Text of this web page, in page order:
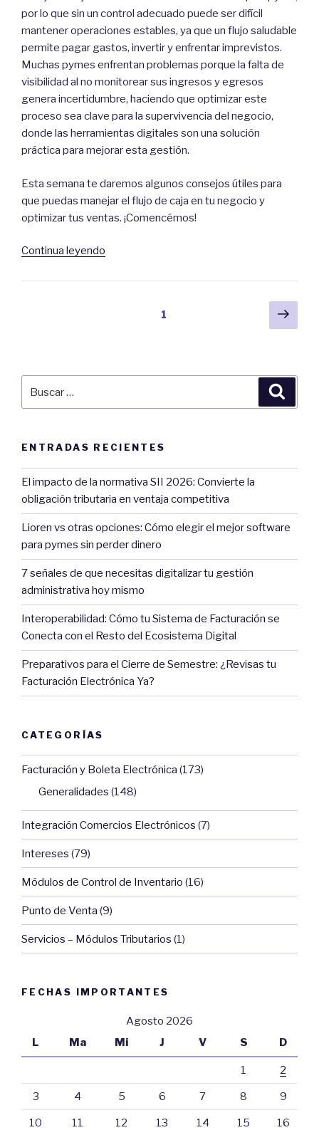
por lo que sin un control adecuado puede ser difícil
mantener operaciones estables, ya que un flujo saludable
permite pagar gastos, invertir y enfrentar imprevistos.
Muchas pymes enfrentan problemas porque la falta de
visibilidad al no monitorear sus ingresos y egresos
genera incertidumbre, haciendo que optimizar este
proceso sea clave para la supervivencia del negocio,
donde las herramientas digitales son una solución
práctica para mejorar esta gestión.
Esta semana te daremos algunos consejos útiles para
que puedas manejar el flujo de caja en tu negocio y
optimizar tus ventas. ¡Comencémos!
Continua leyendo
optimizar
de
gestión”
1
ENTRADAS RECIENTES
El impacto de la normativa SII 2026: Convierte la
obligación tributaria en ventaja competitiva
Lioren vs otras opciones: Cómo elegir el mejor software
para pymes sin perder dinero
7 señales de que necesitas digitalizar tu gestión
administrativa hoy mismo
Interoperabilidad: Cómo tu Sistema de Facturación se
Conecta con el Resto del Ecosistema Digital
Preparativos para el Cierre de Semestre: ¿Revisas tu
Facturación Electrónica Ya?
CATEGORÍAS
Facturación y Boleta Electrónica (173)
Generalidades (148)
Integración Comercios Electrónicos (7)
Intereses (79)
Módulos de Control de Inventario (16)
Punto de Venta (9)
Servicios – Módulos Tributarios (1)
FECHAS IMPORTANTES
Agosto 2026
L
Ma Mi J V S D
1 2
3 4 5 6 7 8 9
10 11 12 13 14 15 16